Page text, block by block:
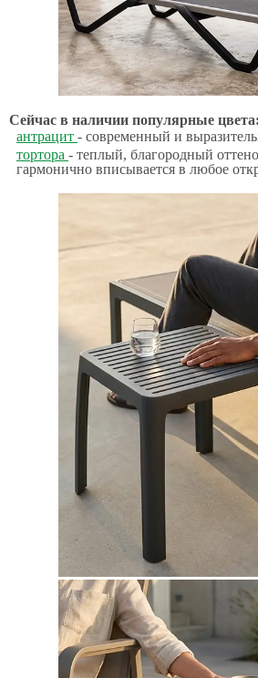
Сейчас в наличии популярные цвета:
антрацит - современный и
тортора - теплый, благородный
гармонично вписывается в любое